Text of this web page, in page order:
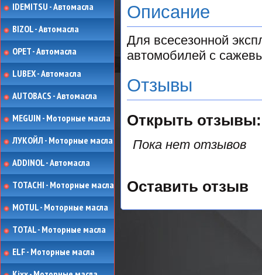
IDEMITSU - Автомасла
BIZOL - Автомасла
OPET - Автомасла
LUBEX - Автомасла
AUTOBACS - Автомасла
MEGUIN - Моторные масла
ЛУКОЙЛ - Моторные масла
ADDINOL - Автомасла
TOTACHI - Моторные масла
MOTUL - Моторные масла
TOTAL - Моторные масла
ELF - Моторные масла
Описание
Для всесезонной
автомобилей с
Отзывы
Открыть
Пока нет отзывов
Оставить отзыв